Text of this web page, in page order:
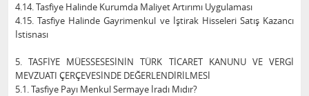
4.14. Tasfiye Halinde Kurumda Maliyet Artırımı Uygulaması
4.15. Tasfiye Halinde Gayrimenkul ve İştirak Hisseleri Satış Kazancı
İstisnası
5. TASFİYE MÜESSESESİNİN TÜRK TİCARET KANUNU VE VERGİ
MEVZUATI ÇERÇEVESİNDE DEĞERLENDİRİLMESİ
5.1. Tasfiye Payı Menkul Sermaye İradı Mıdır?